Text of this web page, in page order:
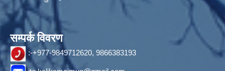
सम्पर्क विवरण
:-+977-9849712620, 9866383193